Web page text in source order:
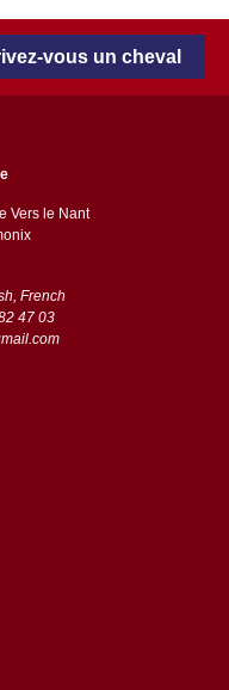
vous un cheval
Vers le Nant
French
47 03